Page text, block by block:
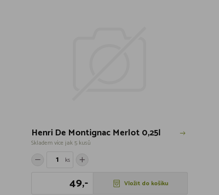
Henri De Montignac Merlot 0,25l
Skladem více jak 5 kusů
ks
49,- Vložit do košíku